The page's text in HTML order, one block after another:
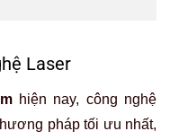
Laser
hiện nay, công nghệ
pháp tối ưu nhất,